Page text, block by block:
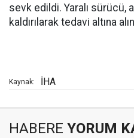
sevk edildi. Yaralı sürücü,
kaldırılarak tedavi altına
Kaynak: İHA
HABERE YORUM